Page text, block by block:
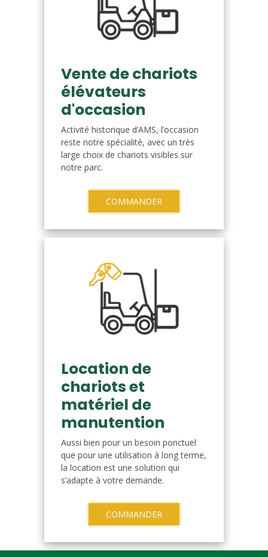
Vente de chariots
élévateurs
d'occasion
Activité historique d’AMS, l’occasion
reste notre spécialité, avec un très
large choix de chariots visibles sur
notre parc.
COMMANDER
Location de
chariots et
matériel de
manutention
Aussi bien pour un besoin ponctuel
que pour une utilisation à long terme,
la location est une solution qui
s’adapte à votre demande.
COMMANDER